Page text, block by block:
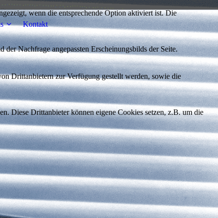
Kontakt
wenn die entsprechende Option aktiviert ist. Die
Nachfrage angepassten Erscheinungsbilds der Seite.
Drittanbietern zur Verfügung gestellt werden, sowie die
Diese Drittanbieter können eigene Cookies setzen, z.B. um die